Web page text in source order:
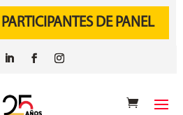
DE PANEL